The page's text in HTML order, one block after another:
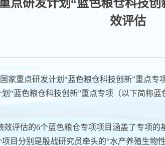
点研发计划“蓝色粮仓科技
效评估
家重点研发计划“蓝色粮仓科技创新”重点
“蓝色粮仓科技创新”重点专项（以下简称
效评估的6个蓝色粮仓专项项目涵盖了专项的
项目分别是殷战研究员牵头的“水产养殖生物